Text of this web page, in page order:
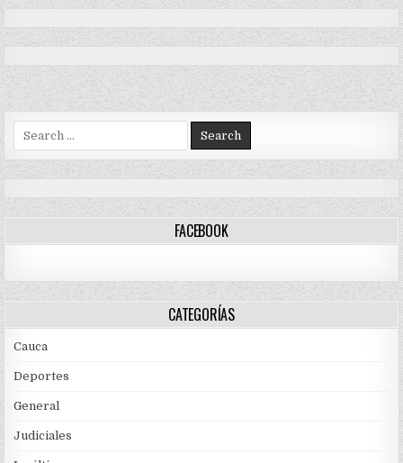
entradas
Search
for:
FACEBOOK
CATEGORÍAS
Cauca
Deportes
General
Judiciales